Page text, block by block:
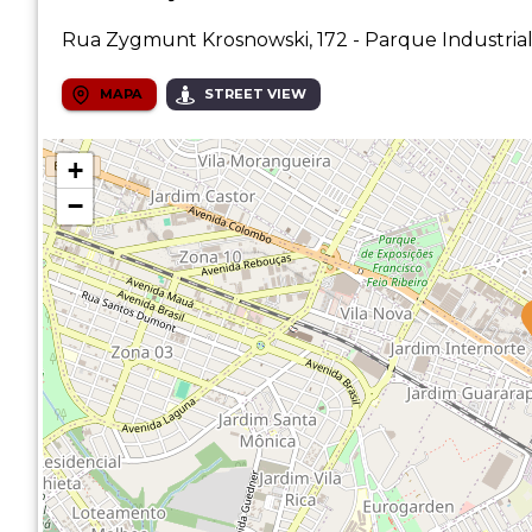
Rua Zygmunt Krosnowski, 172 - Parque Industrial
MAPA STREET VIEW
+
−